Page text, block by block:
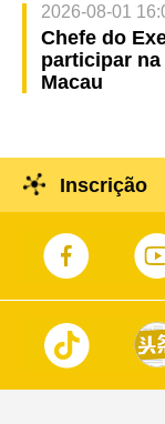
2026-08-01
Chefe do
participar na
Macau
Inscrição